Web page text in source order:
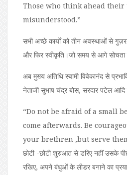
Those who think ahead their
misunderstood.”
सभी अच्छे कार्यों को तीन अवस्थाओं से
और फिर स्वीकृति।जो समय से आगे सोचता
अब मुख्य अतिथि स्वामी विवेकानंद से
नेताजी सुभाष चंद्र बोस, सरदार पटेल
“Do not be afraid of a small
come afterwards. Be
your brethren ,but serve
छोटी -छोटी शुरुआत से डरिए नहीं उसके
रखिए, अपने बंधुओं के लीडर बनाने का